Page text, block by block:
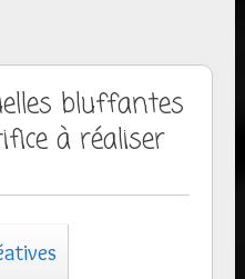
bluffantes
à réaliser